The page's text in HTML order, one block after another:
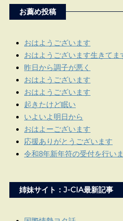
お薦め投稿
おはようございます
おはようございます生きてま
昨日から調子が悪く
おはようございます
おはようございます
起きたけど眠い
いよいよ明日から
おはよーございます
応援ありがとうございます
令和8年新年符の受付を行い
姉妹サイト：J-CIA最新記事